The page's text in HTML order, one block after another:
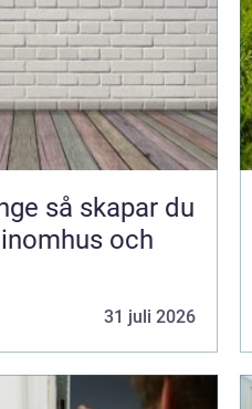
du
och
31 juli 2026